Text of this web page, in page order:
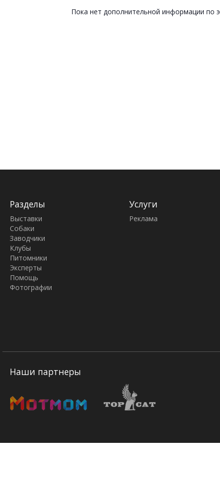
Пока нет дополнительной информации по
Разделы
Выставки
Собаки
Заводчики
Клубы
Питомники
Эксперты
Помощь
Фотографии
Услуги
Реклама
Наши партнеры